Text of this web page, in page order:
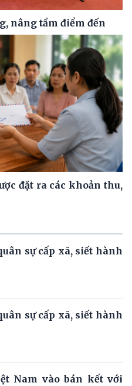
nâng tầm điểm đến
đặt ra các khoản thu,
sự cấp xã, siết hành
sự cấp xã, siết hành
Nam vào bán kết với